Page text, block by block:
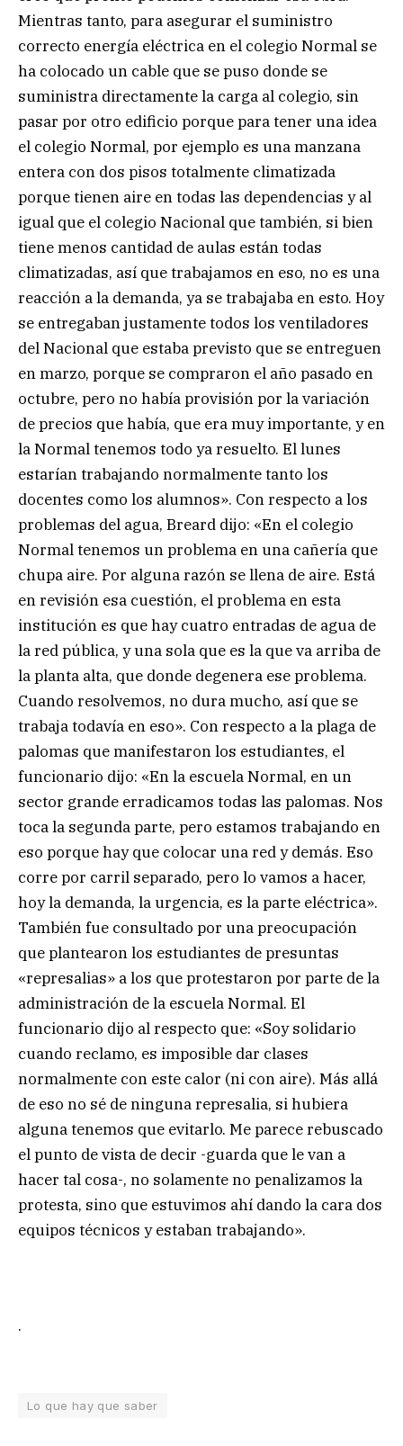
Mientras tanto, para asegurar el suministro
correcto energía eléctrica en el colegio Normal se
ha colocado un cable que se puso donde se
suministra directamente la carga al colegio, sin
pasar por otro edificio porque para tener una idea
el colegio Normal, por ejemplo es una manzana
entera con dos pisos totalmente climatizada
porque tienen aire en todas las dependencias y al
igual que el colegio Nacional que también, si bien
tiene menos cantidad de aulas están todas
climatizadas, así que trabajamos en eso, no es una
reacción a la demanda, ya se trabajaba en esto. Hoy
se entregaban justamente todos los ventiladores
del Nacional que estaba previsto que se entreguen
en marzo, porque se compraron el año pasado en
octubre, pero no había provisión por la variación
de precios que había, que era muy importante, y en
la Normal tenemos todo ya resuelto. El lunes
estarían trabajando normalmente tanto los
docentes como los alumnos». Con respecto a los
problemas del agua, Breard dijo: «En el colegio
Normal tenemos un problema en una cañería que
chupa aire. Por alguna razón se llena de aire. Está
en revisión esa cuestión, el problema en esta
institución es que hay cuatro entradas de agua de
la red pública, y una sola que es la que va arriba de
la planta alta, que donde degenera ese problema.
Cuando resolvemos, no dura mucho, así que se
trabaja todavía en eso». Con respecto a la plaga de
palomas que manifestaron los estudiantes, el
funcionario dijo: «En la escuela Normal, en un
sector grande erradicamos todas las palomas. Nos
toca la segunda parte, pero estamos trabajando en
eso porque hay que colocar una red y demás. Eso
corre por carril separado, pero lo vamos a hacer,
hoy la demanda, la urgencia, es la parte eléctrica».
También fue consultado por una preocupación
que plantearon los estudiantes de presuntas
«represalias» a los que protestaron por parte de la
administración de la escuela Normal. El
funcionario dijo al respecto que: «Soy solidario
cuando reclamo, es imposible dar clases
normalmente con este calor (ni con aire). Más allá
de eso no sé de ninguna represalia, si hubiera
alguna tenemos que evitarlo. Me parece rebuscado
el punto de vista de decir -guarda que le van a
hacer tal cosa-, no solamente no penalizamos la
protesta, sino que estuvimos ahí dando la cara dos
equipos técnicos y estaban trabajando».
.
Lo que hay que saber